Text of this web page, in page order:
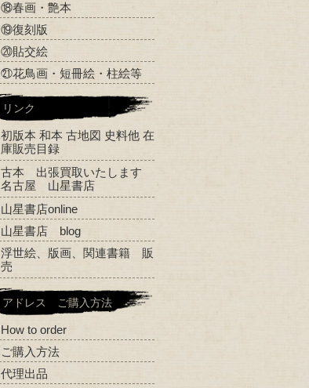
⑱春画・艶本
⑲復刻版
⑳貼交絵
㉑花鳥画・短冊絵・柱絵等
リンク
初版本 和本 古地図 史料他 在
庫販売目録
古本 出張買取いたします
名古屋 山星書店
山星書店online
山星書店 blog
浮世絵、版画、関連書籍 販
売
アドレス ご購入方法
How to order
ご購入方法
代理出品